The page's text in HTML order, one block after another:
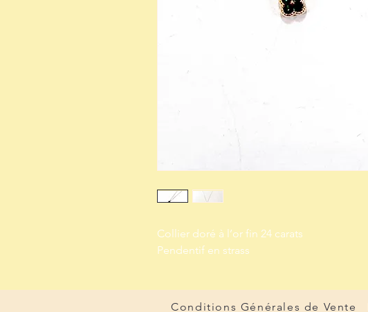
Collier doré à l’or fin 24 carats
Pendentif en strass
Conditions Générales de Vente